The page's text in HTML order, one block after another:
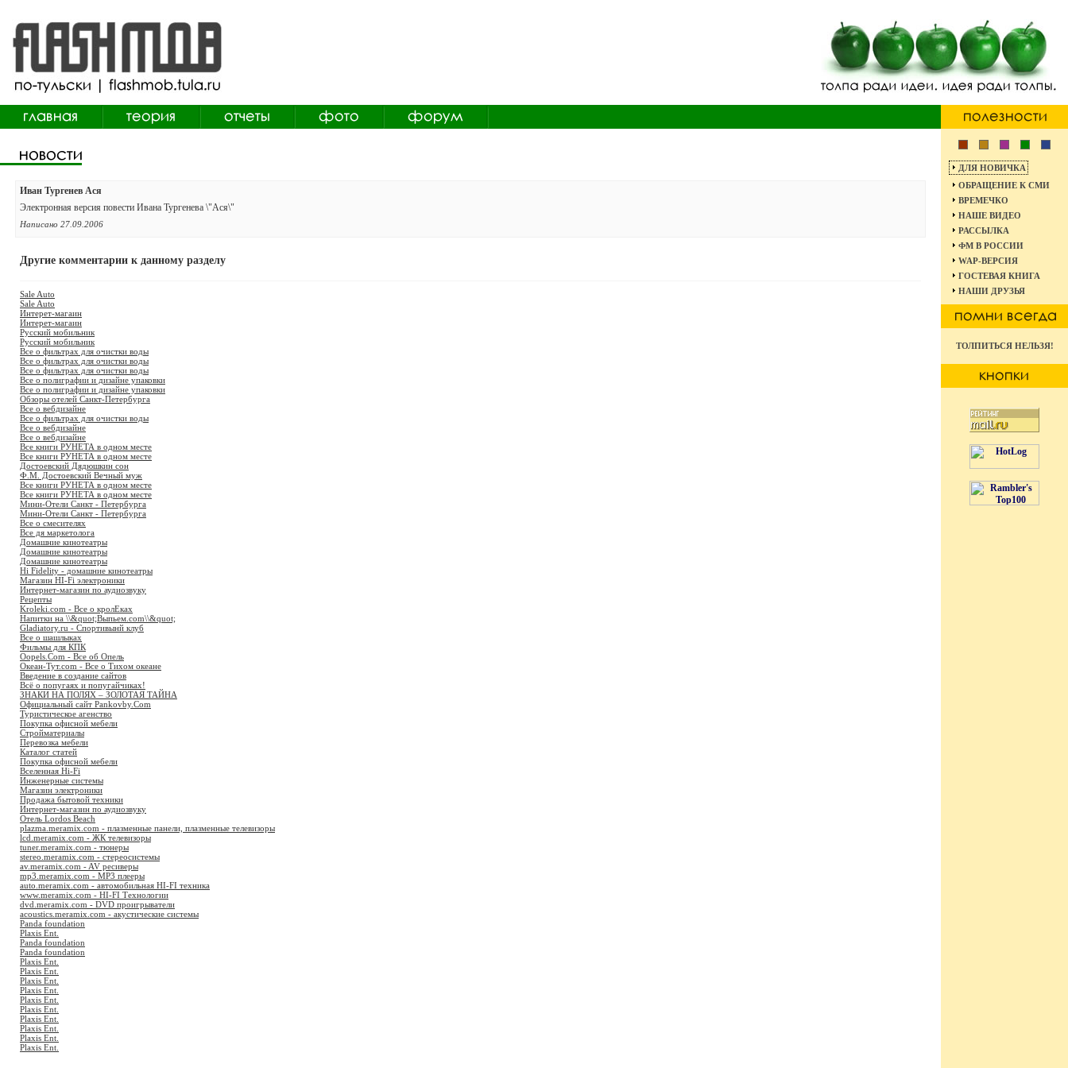
Иван Тургенев Ася
Электронная версия повести Ивана Тургенева \"Ася\"
Написано 27.09.2006
Другие комментарии к данному разделу
Sale Auto
Sale Auto
Интерет-магаин
Интерет-магаин
Русский мобильник
Русский мобильник
Все о фильтрах для очистки воды
Все о фильтрах для очистки воды
Все о фильтрах для очистки воды
Все о полиграфии и дизайне упаковки
Все о полиграфии и дизайне упаковки
Обзоры отелей Санкт-Петербурга
Все о вебдизайне
Все о фильтрах для очистки воды
Все о вебдизайне
Все о вебдизайне
Все книги РУНЕТА в одном месте
Все книги РУНЕТА в одном месте
Достоевский Дядюшкин сон
Ф.М. Достоевский Вечный муж
Все книги РУНЕТА в одном месте
Все книги РУНЕТА в одном месте
Мини-Отели Санкт - Петербурга
Мини-Отели Санкт - Петербурга
Все о смесителях
Все дя маркетолога
Домашние кинотеатры
Домашние кинотеатры
Домашние кинотеатры
Hi Fidelity - домашние кинотеатры
Магазин HI-Fi электроники
Интернет-магазин по аудиозвуку
Рецепты
Kroleki.com - Все о кролЕках
Напитки на \\&quot;Выпьем.com\\&quot;
Gladiatory.ru - Спортивынй клуб
Все о шашлыках
Фильмы для КПК
Oopels.Com - Все об Опель
Океан-Тут.com - Все о Тихом океане
Введение в создание сайтов
Всё о попугаях и попугайчиках!
ЗНАКИ НА ПОЛЯХ – ЗОЛОТАЯ ТАЙНА
Официальный сайт Pankovby.Com
Туристическое агенство
Покупка офисной мебели
Стройматериалы
Перевозка мебели
Каталог статей
Покупка офисной мебели
Вселенная Hi-Fi
Инженерные системы
Магазин электроники
Продажа бытовой техники
Интернет-магазин по аудиозвуку
Отель Lordos Beach
plazma.meramix.com - плазменные панели, плазменные телевизоры
lcd.meramix.com - ЖК телевизоры
tuner.meramix.com - тюнеры
stereo.meramix.com - стереосистемы
av.meramix.com - AV ресиверы
mp3.meramix.com - MP3 плееры
auto.meramix.com - автомобильная HI-FI техника
www.meramix.com - HI-FI Технологии
dvd.meramix.com - DVD проигрыватели
acoustics.meramix.com - акустические системы
Panda foundation
Plaxis Ent.
Panda foundation
Panda foundation
Plaxis Ent.
Plaxis Ent.
Plaxis Ent.
Plaxis Ent.
Plaxis Ent.
Plaxis Ent.
Plaxis Ent.
Plaxis Ent.
Plaxis Ent.
Plaxis Ent.
ДЛЯ НОВИЧКА
ОБРАЩЕНИЕ К СМИ
ВРЕМЕЧКО
НАШЕ ВИДЕО
РАССЫЛКА
ФМ В РОССИИ
WAP-ВЕРСИЯ
ГОСТЕВАЯ КНИГА
НАШИ ДРУЗЬЯ
ТОЛПИТЬСЯ НЕЛЬЗЯ!